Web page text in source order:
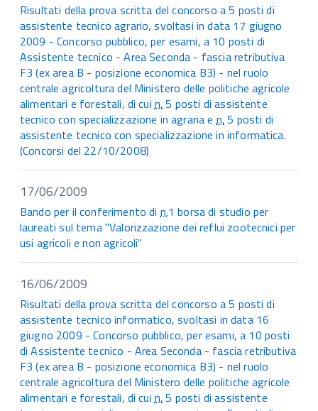
Risultati della prova scritta del concorso a 5 posti di
assistente tecnico agrario, svoltasi in data 17 giugno
2009 - Concorso pubblico, per esami, a 10 posti di
Assistente tecnico - Area Seconda - fascia retributiva
F3 (ex area B - posizione economica B3) - nel ruolo
centrale agricoltura del Ministero delle politiche agricole
alimentari e forestali, di cui n. 5 posti di assistente
tecnico con specializzazione in agraria e n. 5 posti di
assistente tecnico con specializzazione in informatica.
(Concorsi del 22/10/2008)
17/06/2009
Bando per il conferimento di n.1 borsa di studio per
laureati sul tema "Valorizzazione dei reflui zootecnici per
usi agricoli e non agricoli"
16/06/2009
Risultati della prova scritta del concorso a 5 posti di
assistente tecnico informatico, svoltasi in data 16
giugno 2009 - Concorso pubblico, per esami, a 10 posti
di Assistente tecnico - Area Seconda - fascia retributiva
F3 (ex area B - posizione economica B3) - nel ruolo
centrale agricoltura del Ministero delle politiche agricole
alimentari e forestali, di cui n. 5 posti di assistente